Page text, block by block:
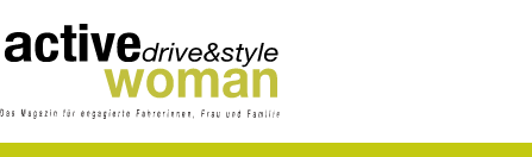
Inhalt
springen